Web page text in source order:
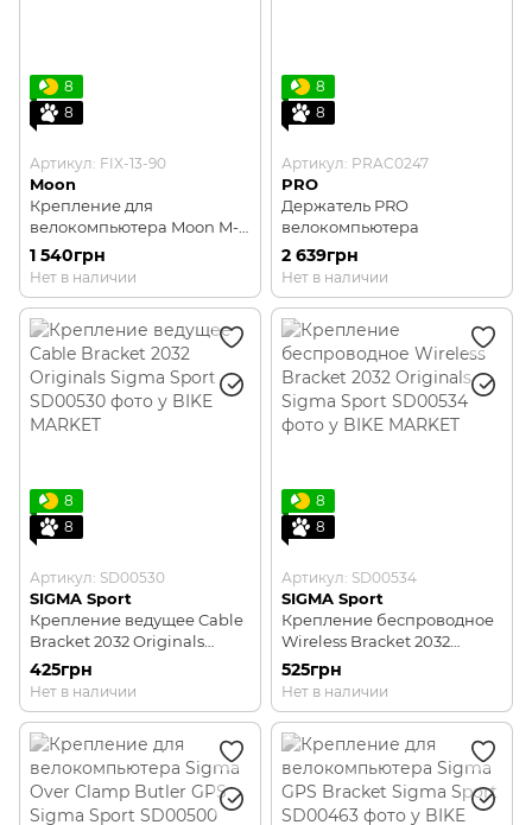
8
8
Артикул: FIX-13-90
Moon
Крепление для
велокомпьютера Moon M-
06 на вынос
1 540грн
Нет в наличии
8
8
Артикул: PRAC0247
PRO
Держатель PRO
велокомпьютера
2 639грн
Нет в наличии
8
8
Артикул: SD00530
SIGMA Sport
Крепление ведущее Cable
Bracket 2032 Originals
Sigma Sport
425грн
Нет в наличии
8
8
Артикул: SD00534
SIGMA Sport
Крепление беспроводное
Wireless Bracket 2032
Originals Sigma Sport
525грн
Нет в наличии